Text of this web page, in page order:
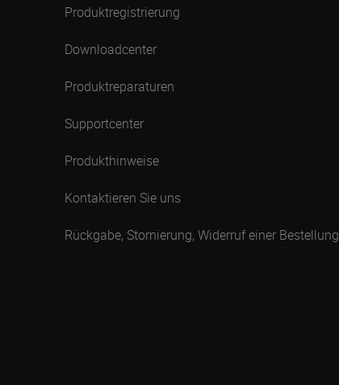
Produktregistrierung
Downloadcenter
Produktreparaturen
Supportcenter
Produkthinweise
Kontaktieren Sie uns
Rückgabe, Stornierung, Widerruf einer Bestellung